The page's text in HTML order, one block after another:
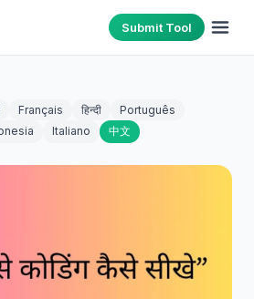
Submit Tool
Français हिन्दी
Português
Italiano 中文